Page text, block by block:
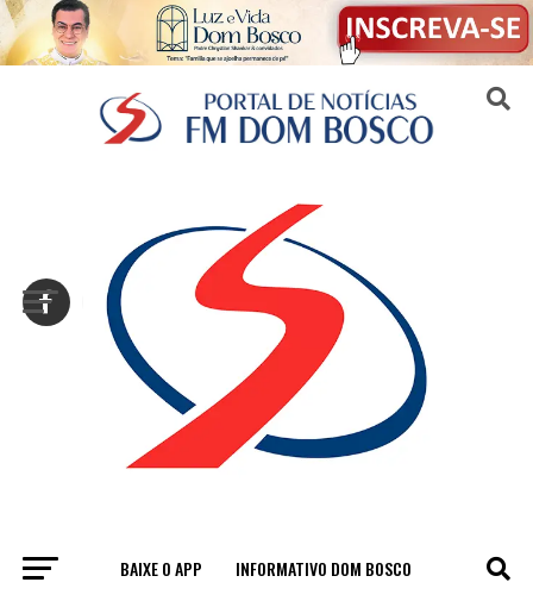
BAIXE O APP INFORMATIVO DOM BOSCO
All posts tagged "gratuitas"
Sair da versão mobile